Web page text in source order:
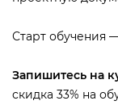
Старт обучения
Запишитесь на
скидка 33% на